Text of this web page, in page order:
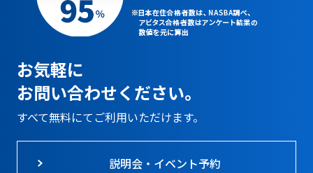
お気軽に
お問い合わせください。
すべて無料にてご利用いただけます。
説明会・イベント予約